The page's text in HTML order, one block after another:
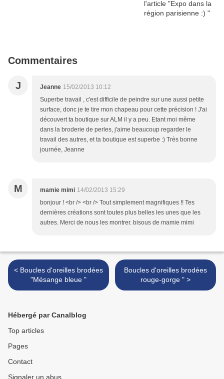
Commentaires
J Jeanne 15/02/2013 10:12
Superbe travail , c'est difficile de peindre sur une aussi petite
surface, donc je te tire mon chapeau pour cette précision ! J'ai
découvert ta boutique sur ALM il y a peu. Etant moi même
dans la broderie de perles, j'aime beaucoup regarder le
travail des autres, et ta boutique est superbe :) Très bonne
journée, Jeanne
M mamie mimi 14/02/2013 15:29
bonjour ! <br /> <br /> Tout simplement magnifiques !! Tes
dernières créations sont toutes plus belles les unes que les
autres. Merci de nous les montrer. bisous de mamie mimi
< Boucles d'oreilles brodées
"Mésange bleue "
Boucles d'oreilles brodées
rouge-gorge " >
Hébergé par Canalblog
Top articles
Pages
Contact
Signaler un abus